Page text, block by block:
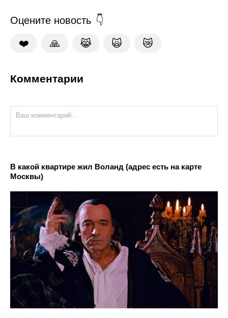
Оцените новость
❤️ 🙏 😹 🙀 😿
Комментарии
В какой квартире жил Воланд (адрес есть на карте
Москвы)